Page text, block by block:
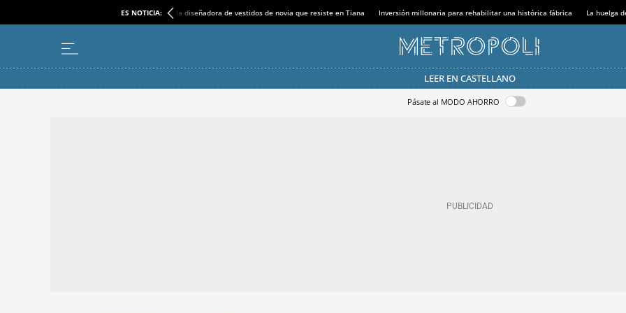
ES NOTICIA: la diseñadora de vestidos de novia que resiste en Tiana Inversión millonaria para rehabilitar una histórica fábrica La huelga
LEER EN CASTELLANO
Pásate al MODO AHORRO